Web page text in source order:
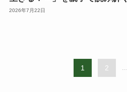
2026年7月22日
1 2